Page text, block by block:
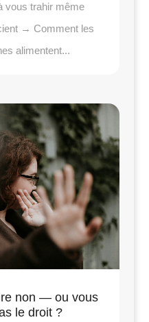
vous trahir même
→ Comment les
alimentent...
non — ou vous
le droit ?